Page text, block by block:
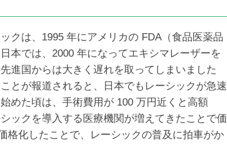
クは、1995 年にアメリカの FDA（食品医薬品
本では、2000 年になってエキシマレーザーを
進国からは大きく遅れを取ってしまいました
とが報道されると、日本でもレーシックが急速
めた頃は、手術費用が 100 万円近くと高額
ックを導入する医療機関が増えてきたことで価
格化したことで、レーシックの普及に拍車がか